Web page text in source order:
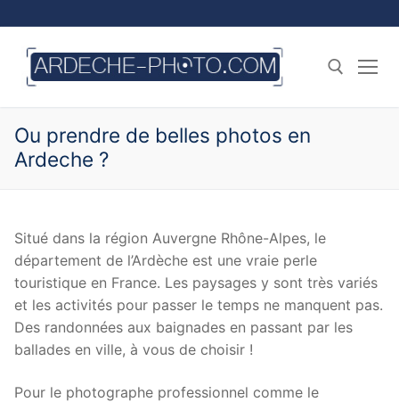
contenu
Rechercher :
Ou prendre de belles photos en
Ardeche ?
Situé dans la région Auvergne Rhône-Alpes, le
département de l’Ardèche est une vraie perle
touristique en France. Les paysages y sont très variés
et les activités pour passer le temps ne manquent pas.
Des randonnées aux baignades en passant par les
ballades en ville, à vous de choisir !
Pour le photographe professionnel comme le